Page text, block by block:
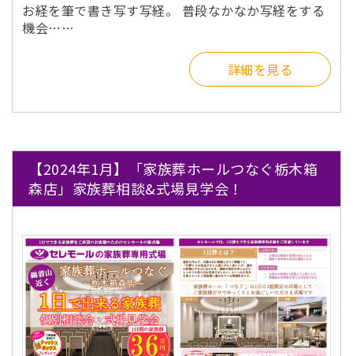
お経を筆で書き写す写経。 普段なかなか写経をする
機会……
詳細を見る
【2024年1月】「家族葬ホールつなぐ栃木箱
森店」家族葬相談&式場見学会！